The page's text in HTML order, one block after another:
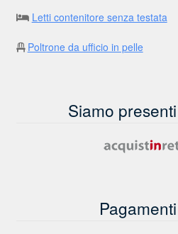
Letti contenitore senza testata
Poltrone da ufficio in pelle
Siamo